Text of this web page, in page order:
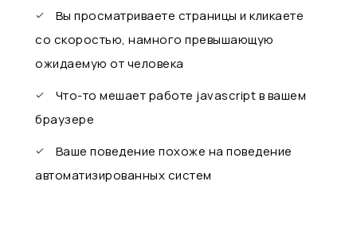
Вы просматриваете страницы и кликаете
со скоростью, намного превышающую
ожидаемую от человека
Что-то мешает работе javascript в вашем
браузере
Ваше поведение похоже на поведение
автоматизированных систем